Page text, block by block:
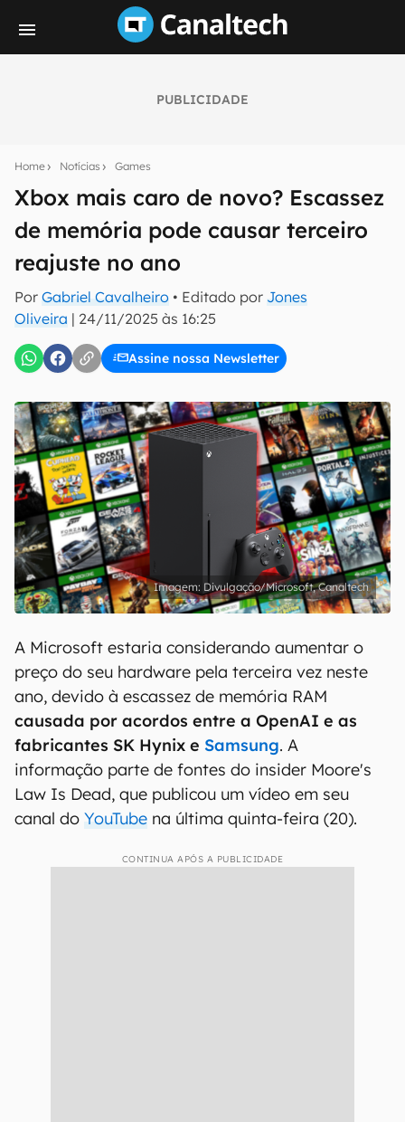
PUBLICIDADE
Home Notícias Games
Xbox mais caro de novo? Escassez
de memória pode causar terceiro
reajuste no ano
Por Gabriel Cavalheiro • Editado por Jones
Oliveira | 24/11/2025 às 16:25
Assine nossa Newsletter
notícias e reviews sobre tecnologia em primeira
E-mail
inscreva-se
Confirmo que li, aceito e concordo com os Termos de
Uso e Política de Privacidade do Canaltech.
Divulgação/Microsoft, Canaltech
A Microsoft estaria considerando aumentar o
preço do seu hardware pela terceira vez neste
ano, devido à escassez de memória RAM
causada por acordos entre a OpenAI e as
fabricantes SK Hynix e Samsung. A
informação parte de fontes do insider Moore's
Law Is Dead, que publicou um vídeo em seu
canal do YouTube na última quinta-feira (20).
CONTINUA APÓS A PUBLICIDADE